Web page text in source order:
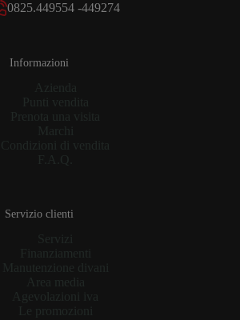
0825.449554 -449274
Informazioni
Servizio clienti